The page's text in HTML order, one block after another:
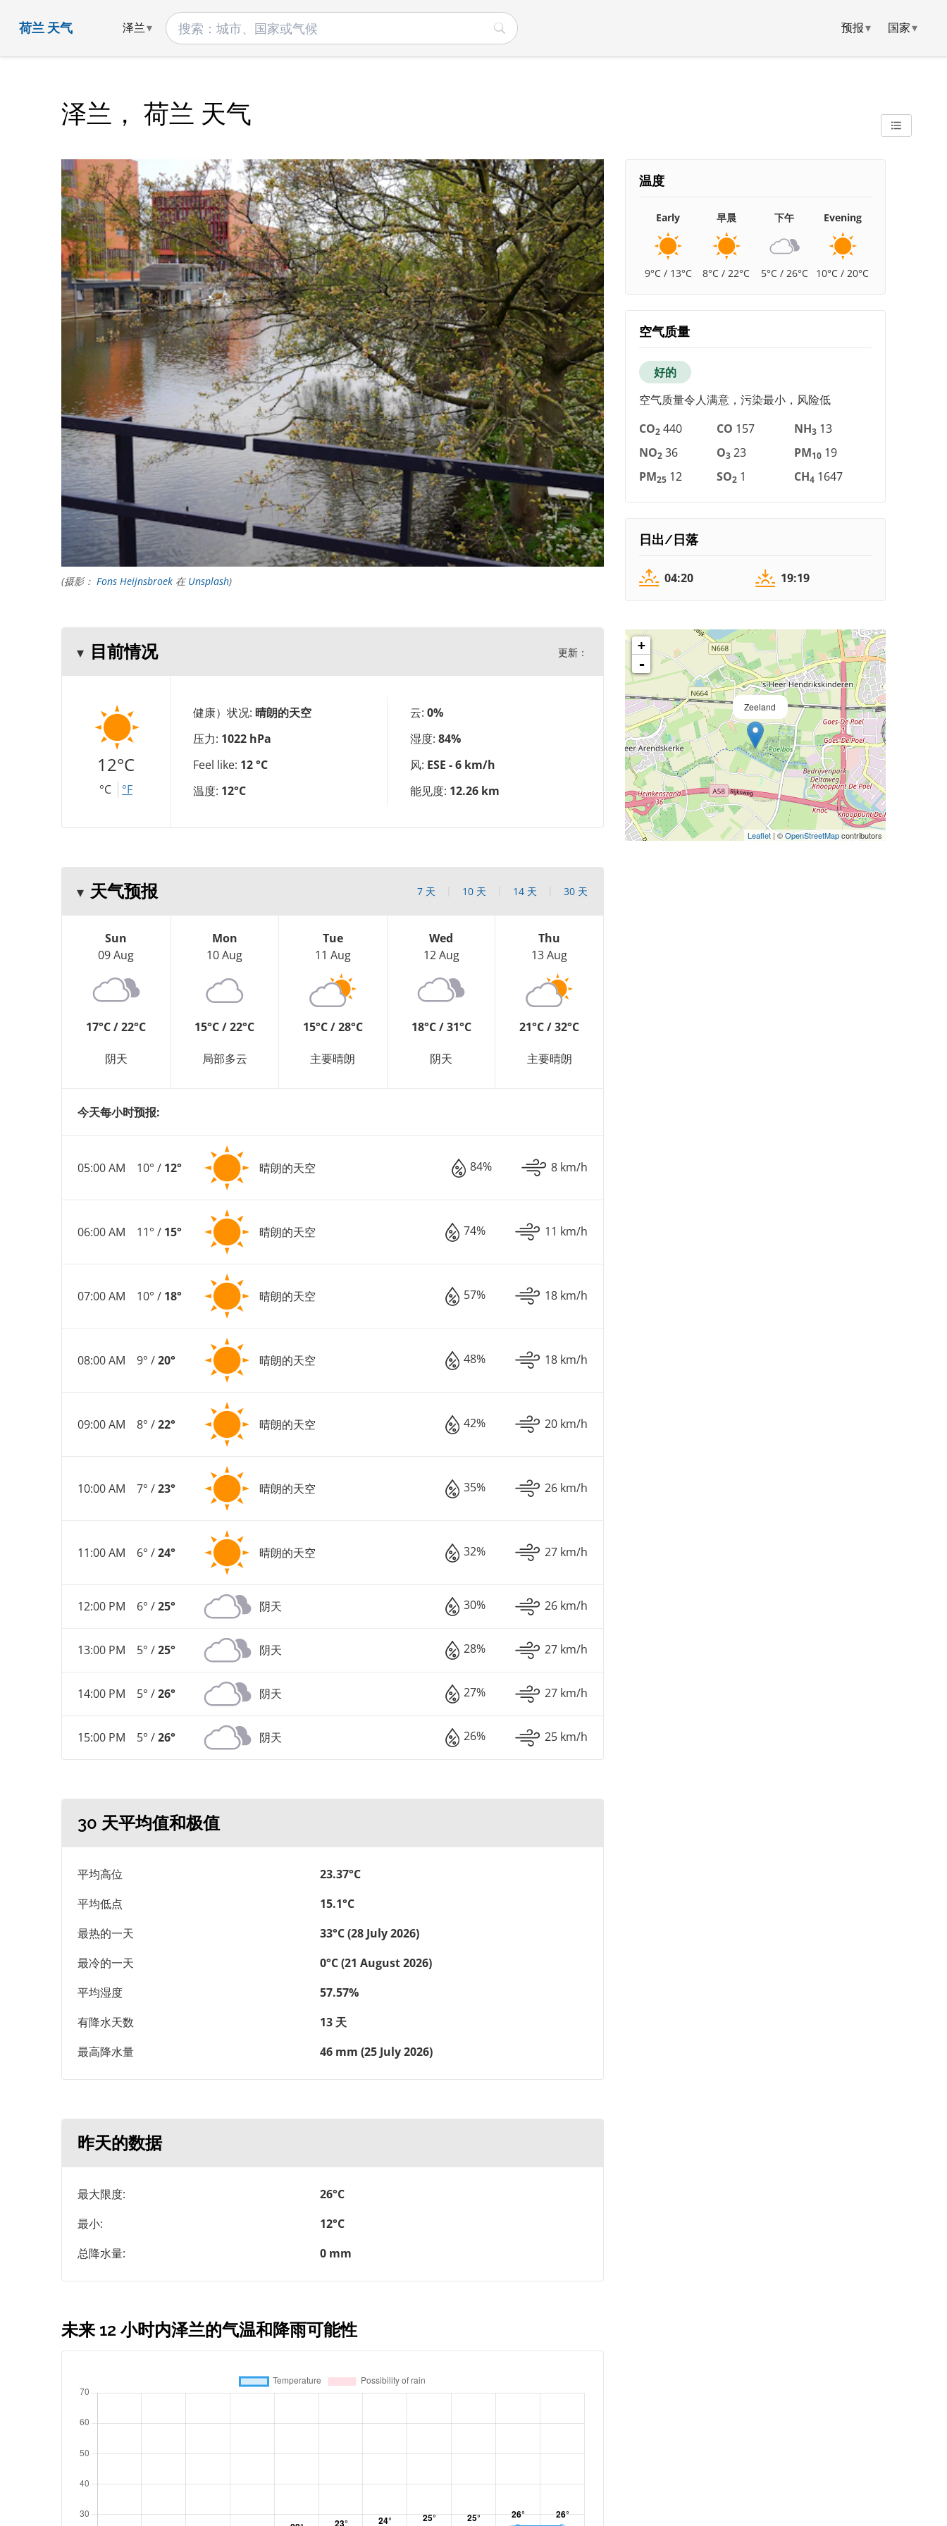
荷兰 天气 泽兰 预报▾ 国家▾
泽兰， 荷兰 天气
(摄影： Fons Heijnsbroek 在Unsplash)
目前情况 更新：
12°C
°C °F
健康）状况: 晴朗的天空
压力: 1022 hPa
Feel like: 12 °C
温度: 12°C
云: 0%
湿度: 84%
风: ESE - 6 km/h
能见度: 12.26 km
天气预报 7 天 10 天 14 天 30 天
Sun
09 Aug
17°C / 22°C
阴天
Mon
10 Aug
15°C / 22°C
局部多云
Tue
11 Aug
15°C / 28°C
主要晴朗
Wed
12 Aug
18°C / 31°C
阴天
Thu
13 Aug
21°C / 32°C
主要晴朗
今天每小时预报:
05:00 AM 10° / 12° 晴朗的天空 84% 8 km/h
06:00 AM 11° / 15° 晴朗的天空 74% 11 km/h
07:00 AM 10° / 18° 晴朗的天空 57% 18 km/h
08:00 AM 9° /20° 晴朗的天空 48% 18 km/h
09:00 AM 8° /22° 晴朗的天空 42% 20 km/h
10:00 AM 7° /23° 晴朗的天空 35% 26 km/h
11:00 AM 6° /24° 晴朗的天空 32% 27 km/h
12:00 PM 6° /25° 阴天 30% 26 km/h
13:00 PM 5° /25° 阴天 28% 27 km/h
14:00 PM 5° /26° 阴天 27% 27 km/h
15:00 PM 5° /26° 阴天 26% 25 km/h
30 天平均值和极值
平均高位
23.37°C
平均低点
15.1°C
最热的一天
33°C (28 July 2026)
最冷的一天
0°C (21 August 2026)
平均湿度
57.57%
有降水天数
13 天
最高降水量
46 mm (25 July 2026)
昨天的数据
最大限度:
26°C
最小:
12°C
总降水量:
0 mm
未来 12 小时内泽兰的气温和降雨可能性
温度
Early
9°C / 13°C
早晨
8°C / 22°C
下午
5°C / 26°C
Evening
10°C / 20°C
空气质量
好的
空气质量令人满意，污染最小，风险低
CO2 440 CO 157 NH3 13
NO2 36 O3 23 PM10 19
PM25 12 SO2 1 CH4 1647
日出/日落
04:20 19:19
Zeeland
+
-
Leaflet | ©OpenStreetMapcontributors